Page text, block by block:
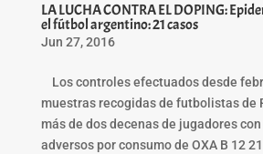
LA LUCHA CONTRA EL DOPING:
el fútbol argentino: 21 casos
Jun 27, 2016
Los controles efectuados desde
muestras recogidas de futbolistas de
más de dos decenas de jugadores
adversos por consumo de OXA B 12